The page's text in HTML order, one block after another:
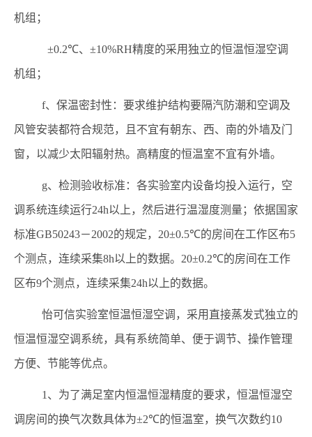
机组；
±0.2℃、 ±10%RH精度的采用独立的恒温恒湿空调
机组；
f、保温密封性：要求维护结构要隔汽防潮和空调及
风管安装都符合规范，且不宜有朝东、西、南的外墙及门
窗，以减少太阳辐射热。高精度的恒温室不宜有外墙。
g、检测验收标准：各实验室内设备均投入运行，空
调系统连续运行24h以上，然后进行温湿度测量；依据国家
标准GB50243－2002的规定， 20±0.5℃的房间在工作区布5
个测点，连续采集8h以上的数据。 20±0.2℃的房间在工作
区布9个测点，连续采集24h以上的数据。
怡可信实验室恒温恒湿空调，采用直接蒸发式独立的
恒温恒湿空调系统，具有系统简单、便于调节、操作管理
方便、节能等优点。
1 、为了满足室内恒温恒湿精度的要求，恒温恒湿空
调房间的换气次数具体为±2℃的恒温室，换气次数约10